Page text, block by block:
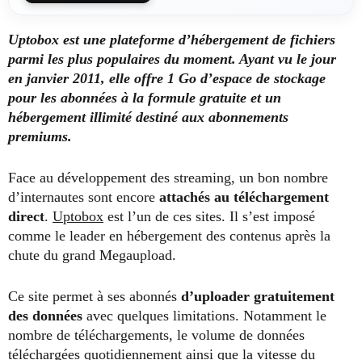
Uptobox est une plateforme d’hébergement de fichiers
parmi les plus populaires du moment. Ayant vu le jour
en janvier 2011, elle offre 1 Go d’espace de stockage
pour les abonnées à la formule gratuite et un
hébergement illimité destiné aux abonnements
premiums.
Face au développement des streaming, un bon nombre
d’internautes sont encore attachés au téléchargement
direct. Uptobox est l’un de ces sites. Il s’est imposé
comme le leader en hébergement des contenus après la
chute du grand Megaupload.
Ce site permet à ses abonnés d’uploader gratuitement
des données avec quelques limitations. Notamment le
nombre de téléchargements, le volume de données
téléchargées quotidiennement ainsi que la vitesse du